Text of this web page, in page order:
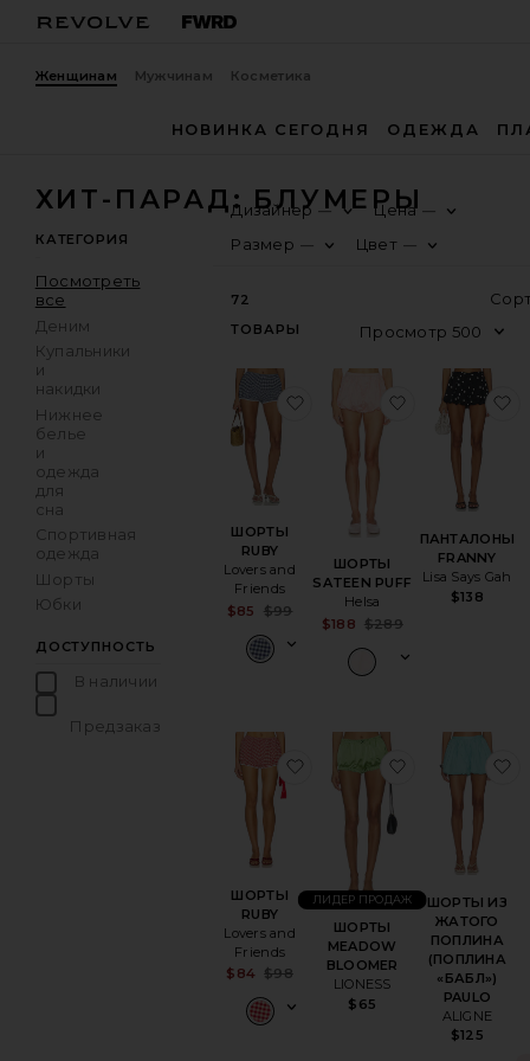
Женщинам Мужчинам Косметика
НОВИНКА СЕГОДНЯ ОДЕЖДА
ХИТ-ПАРАД: БЛУМЕРЫ
КАТЕГОРИЯ
Посмотреть
все
Деним
Купальники
и
накидки
Нижнее
белье
и
одежда
для
сна
Спортивная
одежда
Шорты
Юбки
ДОСТУПНОСТЬ
В наличии
Предзаказ
Дизайнер —
Цена —
Размер —
Цвет —
72
ТОВАРЫ
ШОРТЫ
RUBY
Lovers and
Friends
Sale price:
$85
Previous price:
$99
избранноеШОРТЫ RUBY
ШОРТЫ
SATEEN PUFF
Helsa
$188 $289
ПАНТАЛОНЫ
FRANNY
Lisa Says Gah
$138
ШОРТЫ
RUBY
Lovers and
Friends
Sale price:
$84
Previous price:
$98
избранноеШОРТЫ RUBY
ШОРТЫ
MEADOW
BLOOMER
LIONESS
$65
ЛИДЕР ПРОДАЖ
ШОРТЫ ИЗ
ЖАТОГО
ПОПЛИНА
(ПОПЛИНА
«БАБЛ»)
PAULO
ALIGNE
$125